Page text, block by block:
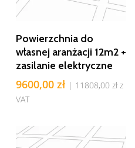
Dodaj Do Koszyka
Powierzchnia do
własnej aranżacji 12m2 +
zasilanie elektryczne
9600,00 zł | 11808,00 złz
VAT